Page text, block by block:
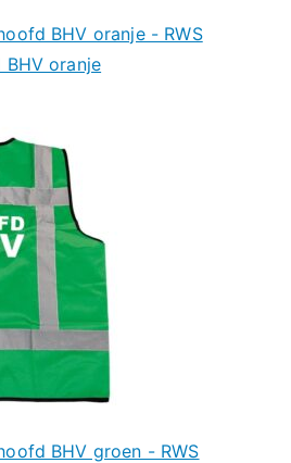
BHV oranje - RWS
oranje
BHV groen - RWS